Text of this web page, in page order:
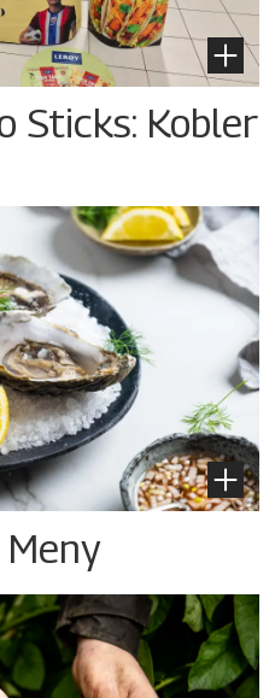
Sticks: Kobler